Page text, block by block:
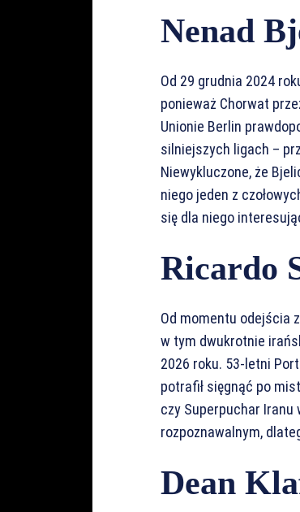
Nenad
Od 29 grudnia 2024
ponieważ Chorwat
Unionie Berlin
silniejszych ligach –
Niewykluczone, że
niego jeden z
się dla niego
Ricardo
Od momentu odejścia
w tym dwukrotnie
2026 roku. 53-letni
potrafił sięgnąć po
czy Superpuchar
rozpoznawalnym,
Dean